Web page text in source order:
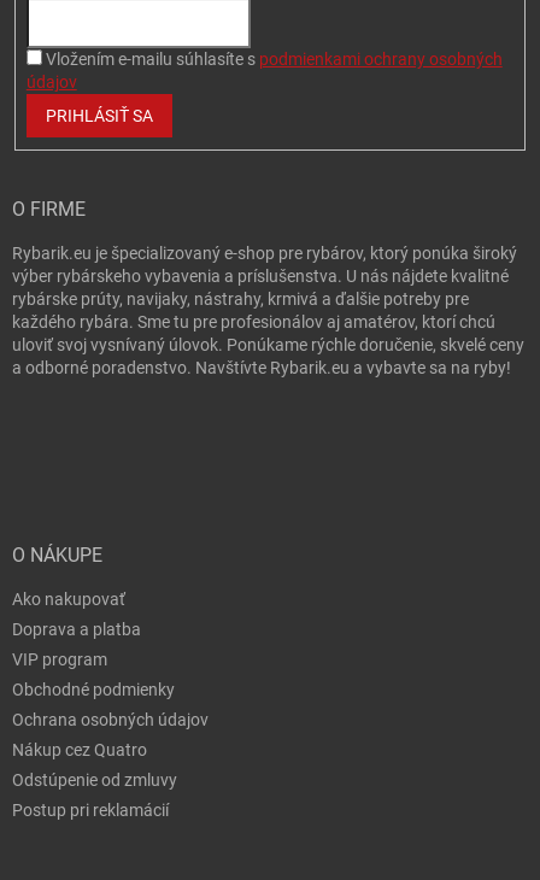
Vložením e-mailu súhlasíte s podmienkami ochrany osobných
údajov
PRIHLÁSIŤ SA
O FIRME
Rybarik.eu je špecializovaný e-shop pre rybárov, ktorý ponúka široký
výber rybárskeho vybavenia a príslušenstva. U nás nájdete kvalitné
rybárske prúty, navijaky, nástrahy, krmivá a ďalšie potreby pre
každého rybára. Sme tu pre profesionálov aj amatérov, ktorí chcú
uloviť svoj vysnívaný úlovok. Ponúkame rýchle doručenie, skvelé ceny
a odborné poradenstvo. Navštívte Rybarik.eu a vybavte sa na ryby!
O NÁKUPE
Ako nakupovať
Doprava a platba
VIP program
Obchodné podmienky
Ochrana osobných údajov
Nákup cez Quatro
Odstúpenie od zmluvy
Postup pri reklamácií